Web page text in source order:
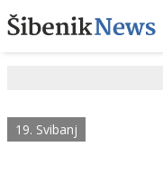
19. Svibanj